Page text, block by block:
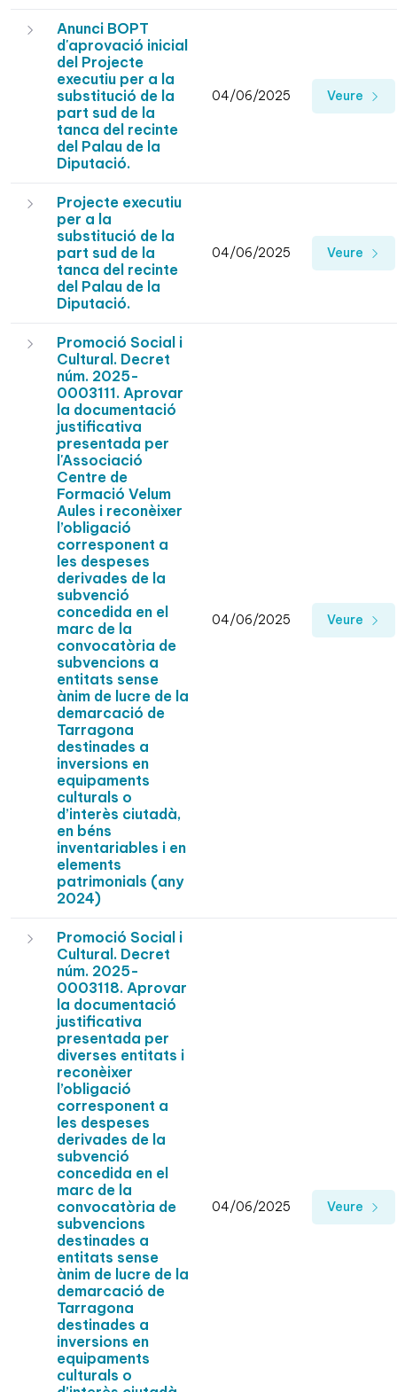
Anunci BOPT
d'aprovació inicial
del Projecte
executiu per a la
substitució de la
part sud de la
tanca del recinte
del Palau de la
Diputació.
04/06/2025 Veure
Projecte executiu
per a la
substitució de la
part sud de la
tanca del recinte
del Palau de la
Diputació.
04/06/2025 Veure
Promoció Social i
Cultural. Decret
núm. 2025-
0003111. Aprovar
la documentació
justificativa
presentada per
l'Associació
Centre de
Formació Velum
Aules i reconèixer
l’obligació
corresponent a
les despeses
derivades de la
subvenció
concedida en el
marc de la
convocatòria de
subvencions a
entitats sense
ànim de lucre de la
demarcació de
Tarragona
destinades a
inversions en
equipaments
culturals o
d’interès ciutadà,
en béns
inventariables i en
elements
patrimonials (any
2024)
04/06/2025 Veure
Promoció Social i
Cultural. Decret
núm. 2025-
0003118. Aprovar
la documentació
justificativa
presentada per
diverses entitats i
reconèixer
l’obligació
corresponent a
les despeses
derivades de la
subvenció
concedida en el
marc de la
convocatòria de
subvencions
destinades a
entitats sense
ànim de lucre de la
demarcació de
Tarragona
destinades a
inversions en
equipaments
culturals o
04/06/2025 Veure